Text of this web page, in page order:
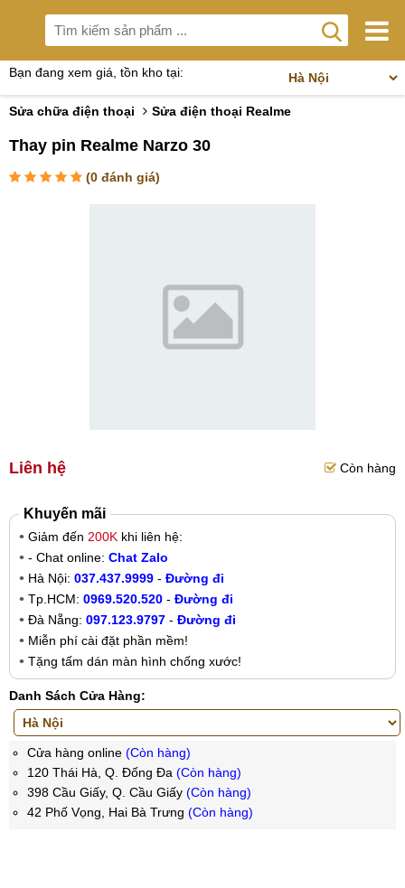
Bạn đang xem giá, tồn kho tại:
Sửa chữa điện thoại Sửa điện thoại Realme
Thay pin Realme Narzo 30
(0 đánh giá)
Liên hệ Còn hàng
Khuyến mãi
Giảm đến 200K khi liên hệ:
- Chat online: Chat Zalo
Hà Nội: 037.437.9999 - Đường đi
Tp.HCM: 0969.520.520 - Đường đi
Đà Nẵng: 097.123.9797 - Đường đi
Miễn phí cài đặt phần mềm!
Tặng tấm dán màn hình chống xước!
Danh Sách Cửa Hàng:
Cửa hàng online (Còn hàng)
120 Thái Hà, Q. Đống Đa (Còn hàng)
398 Cầu Giấy, Q. Cầu Giấy (Còn hàng)
42 Phố Vọng, Hai Bà Trưng (Còn hàng)